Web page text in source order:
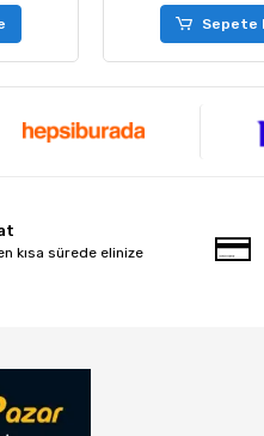
Sepete
kısa sürede elinize